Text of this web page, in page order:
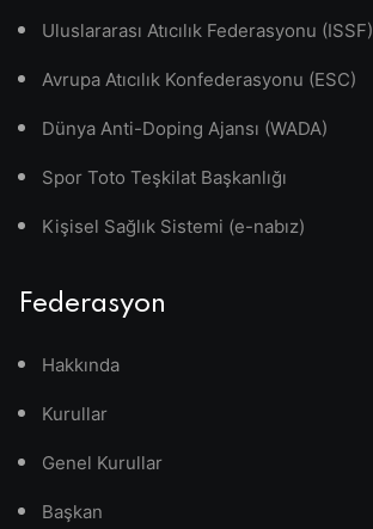
Uluslararası Atıcılık Federasyonu (ISSF)
Avrupa Atıcılık Konfederasyonu (ESC)
Dünya Anti-Doping Ajansı (WADA)
Spor Toto Teşkilat Başkanlığı
Kişisel Sağlık Sistemi (e-nabız)
Federasyon
Hakkında
Kurullar
Genel Kurullar
Başkan